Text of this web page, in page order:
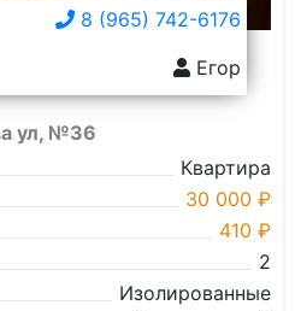
8 (965) 742-6176
Егор
ул, №36
Квартира
30 000 ₽
410 ₽
2
Изолированные